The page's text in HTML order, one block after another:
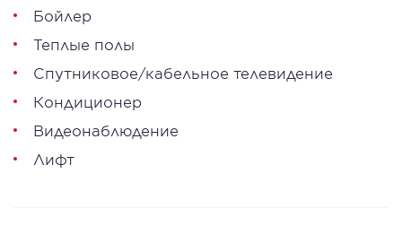
Бойлер
Теплые полы
Спутниковое/кабельное телевидение
Кондиционер
Видеонаблюдение
Лифт